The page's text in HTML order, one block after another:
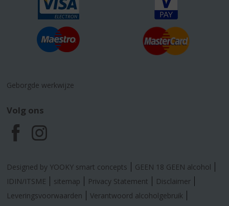
Geborgde werkwijze
Volg ons
F
a
c
I
n
s
Designed by YOOKY smart concepts
GEEN 18 GEEN alcohol
IDIN/ITSME
sitemap Privacy Statement
Disclaimer
Leveringsvoorwaarden
Verantwoord alcoholgebruik